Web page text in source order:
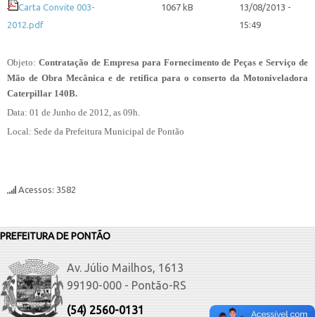
Carta Convite 003-
2012.pdf
1067 kB
13/08/2013 -
15:49
Objeto: Contratação de Empresa para Fornecimento de Peças e Serviço de
Mão de Obra Mecânica e de retífica para o conserto da Motoniveladora
Caterpillar 140B.
Data: 01 de Junho de 2012, as 09h.
Local: Sede da Prefeitura Municipal de Pontão
Acessos: 3582
PREFEITURA DE PONTÃO
Av. Júlio Mailhos, 1613
99190-000 - Pontão-RS
(54) 2560-0131